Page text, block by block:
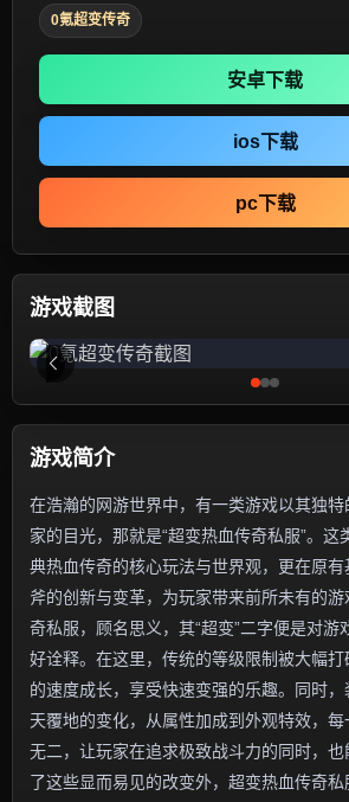
0氪超变传奇
安卓下载
ios下载
pc下载
游戏截图
游戏简介
在浩瀚的网游世界中，有一类游戏以其独
家的目光，那就是“超变热血传奇私服”。这
典热血传奇的核心玩法与世界观，更在原有
斧的创新与变革，为玩家带来前所未有的
奇私服，顾名思义，其“超变”二字便是对游
好诠释。在这里，传统的等级限制被大幅打
的速度成长，享受快速变强的乐趣。同时
天覆地的变化，从属性加成到外观特效，
无二，让玩家在追求极致战斗力的同时，
了这些显而易见的改变外，超变热血传奇